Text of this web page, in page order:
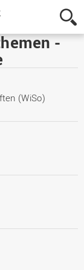
Hochschule
Osnabrück
-
University
Applied
-
(WiSo)